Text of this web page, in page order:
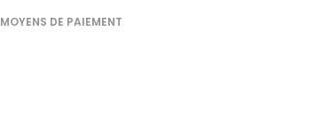
MOYENS DE PAIEMENT